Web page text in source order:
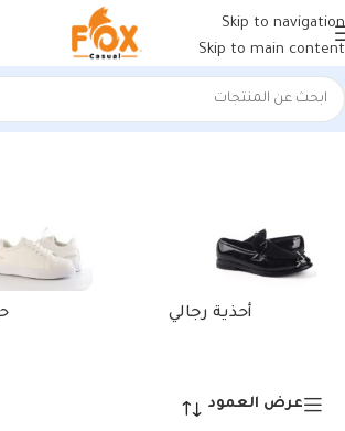
Skip to navigation
Skip to main content
الرئيسية/منتجات تحت الوسم “بنص رجالى”
أحذية رجالي
عرض العمود